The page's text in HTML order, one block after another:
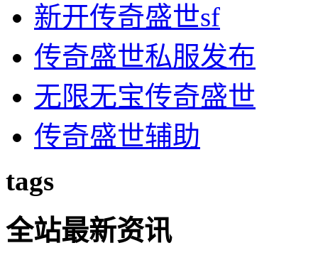
新开传奇盛世sf
传奇盛世私服发布
无限无宝传奇盛世
传奇盛世辅助
tags
全站最新资讯